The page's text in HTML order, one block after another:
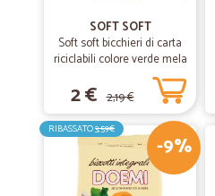
SOFT SOFT
Soft soft bicchieri di carta
riciclabili colore verde mela
2 € 2,19 €
-9%
RIBASSATO3,59€